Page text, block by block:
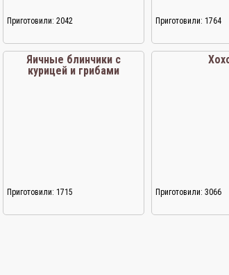
Приготовили: 2042 Приготовили: 1764
Яичные блинчики с
курицей и грибами
Приготовили: 1715 Приготовили: 3066